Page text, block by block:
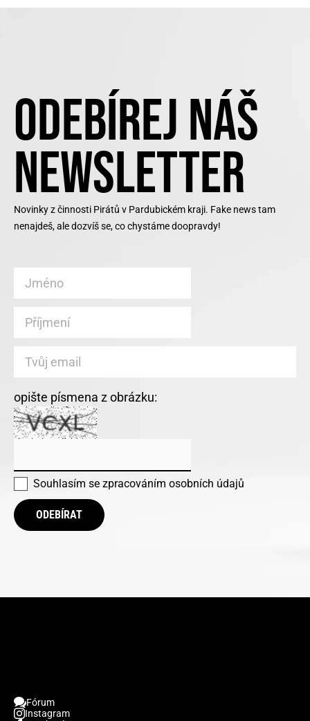
ODEBÍREJ NÁŠ
NEWSLETTER
Novinky z činnosti Pirátů v Pardubickém kraji. Fake news tam
nenajdeš, ale dozvíš se, co chystáme doopravdy!
opište písmena z obrázku:
Souhlasím se zpracováním osobních údajů
ODEBÍRAT
Fórum
Instagram